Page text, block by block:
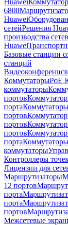
6800
Huawei
сетейРешения
производства
Huawei
Базовые станции
станций
КоммутаторыPoE
коммутаторы
портов
порта
портов
портов
портов
порта
коммутаторы
Контроллеры
Лицензии для
Маршрутизаторы
12 портов
порта
порта
портов
Межсетевые